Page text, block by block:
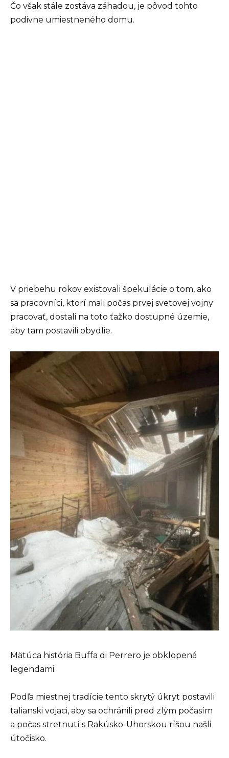
Čo však stále zostáva záhadou, je pôvod tohto
podivne umiestneného domu.
V priebehu rokov existovali špekulácie o tom, ako
sa pracovníci, ktorí mali počas prvej svetovej vojny
pracovať, dostali na toto ťažko dostupné územie,
aby tam postavili obydlie.
Mätúca história Buffa di Perrero je obklopená
legendami.
Podľa miestnej tradície tento skrytý úkryt postavili
talianski vojaci, aby sa ochránili pred zlým počasím
a počas stretnutí s Rakúsko-Uhorskou ríšou našli
útočisko.